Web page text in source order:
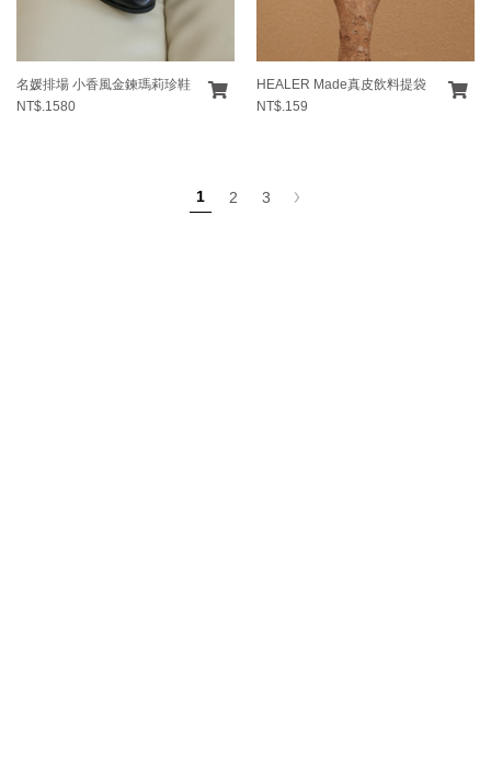
名媛排場 小香風金鍊瑪莉珍鞋
NT$.1580
HEALER Made真皮飲料提袋
NT$.159
1 2 3